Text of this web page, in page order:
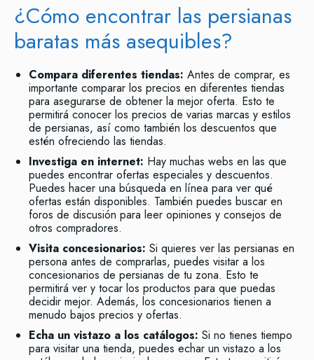
¿Cómo encontrar las persianas
baratas más asequibles?
Compara diferentes tiendas: Antes de comprar, es
importante comparar los precios en diferentes tiendas
para asegurarse de obtener la mejor oferta. Esto te
permitirá conocer los precios de varias marcas y estilos
de persianas, así como también los descuentos que
estén ofreciendo las tiendas.
Investiga en internet: Hay muchas webs en las que
puedes encontrar ofertas especiales y descuentos.
Puedes hacer una búsqueda en línea para ver qué
ofertas están disponibles. También puedes buscar en
foros de discusión para leer opiniones y consejos de
otros compradores.
Visita concesionarios: Si quieres ver las persianas en
persona antes de comprarlas, puedes visitar a los
concesionarios de persianas de tu zona. Esto te
permitirá ver y tocar los productos para que puedas
decidir mejor. Además, los concesionarios tienen a
menudo bajos precios y ofertas.
Echa un vistazo a los catálogos: Si no tienes tiempo
para visitar una tienda, puedes echar un vistazo a los